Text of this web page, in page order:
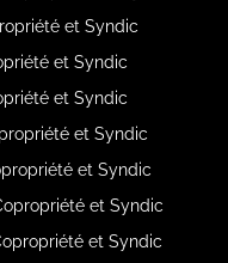
et Syndic
et Syndic
et Syndic
et Syndic
et Syndic
et Syndic
et Syndic